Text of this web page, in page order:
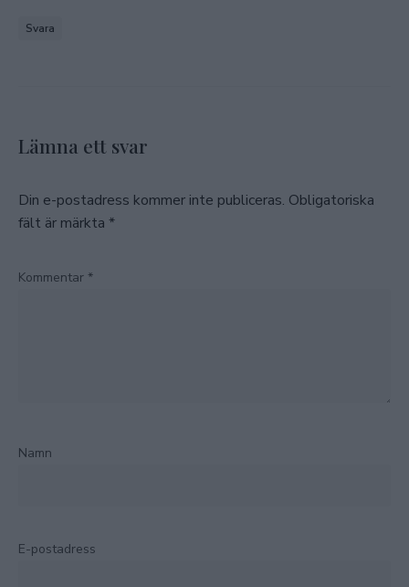
Svara
Lämna ett svar
Din e-postadress kommer inte publiceras. Obligatoriska
fält är märkta *
Kommentar *
Namn
E-postadress